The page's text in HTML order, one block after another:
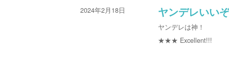
2024年2月18日 ヤンデレいい
ヤンデレは神！
★★★ Excellent!!!